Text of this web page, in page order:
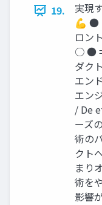
19.
実現
💪 ●
ロン
○ ● ⇒
ダク
エン
エン
/ De
ーズ
術の
クト
まり
術を
影響